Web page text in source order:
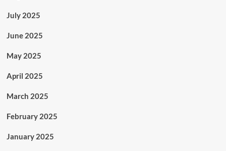
July 2025
June 2025
May 2025
April 2025
March 2025
February 2025
January 2025